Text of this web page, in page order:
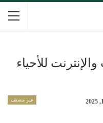
للأحياء
غير مصنف